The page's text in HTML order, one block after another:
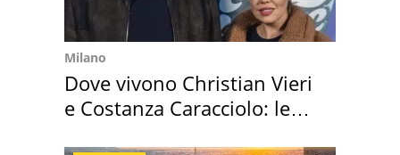
Milano
Dove vivono Christian Vieri
e Costanza Caracciolo: le